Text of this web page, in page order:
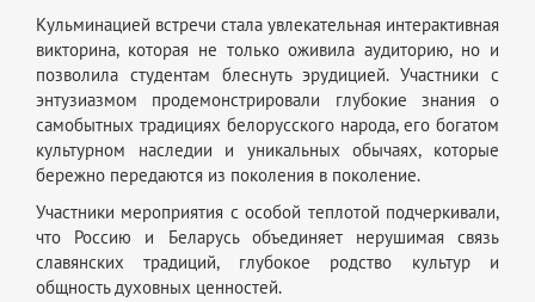
Кульминацией встречи стала увлекательная интерактивная
викторина, которая не только оживила аудиторию, но и
позволила студентам блеснуть эрудицией. Участники с
энтузиазмом продемонстрировали глубокие знания о
самобытных традициях белорусского народа, его богатом
культурном наследии и уникальных обычаях, которые
бережно передаются из поколения в поколение.
Участники мероприятия с особой теплотой подчеркивали,
что Россию и Беларусь объединяет нерушимая связь
славянских традиций, глубокое родство культур и
общность духовных ценностей.